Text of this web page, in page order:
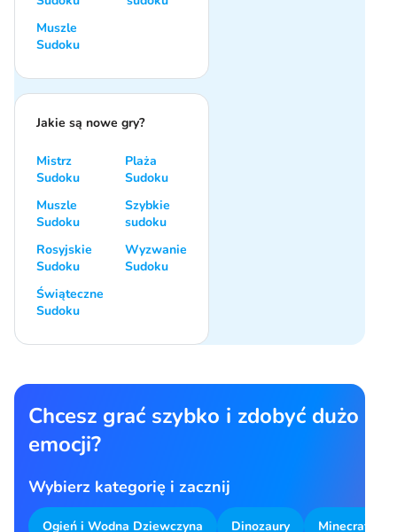
Muszle
Sudoku
Jakie są nowe gry?
Mistrz
Sudoku
Plaża
Sudoku
Muszle
Sudoku
Szybkie
sudoku
Rosyjskie
Sudoku
Wyzwanie
Sudoku
Świąteczne
Sudoku
Chcesz grać szybko i zdobyć dużo
emocji?
Wybierz kategorię i zacznij
Ogień i Wodna Dziewczyna Dinozaury Minecraft